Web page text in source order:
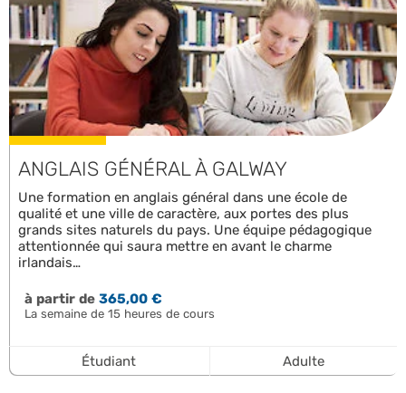
ANGLAIS GÉNÉRAL À GALWAY
Une formation en anglais général dans une école de
qualité et une ville de caractère, aux portes des plus
grands sites naturels du pays. Une équipe pédagogique
attentionnée qui saura mettre en avant le charme
irlandais…
à partir de365,00 €
La semaine de 15 heures de cours
Étudiant Adulte